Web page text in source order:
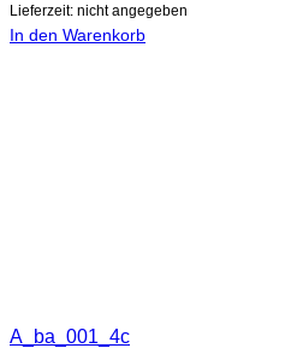
Lieferzeit: nicht angegeben
In den Warenkorb
A_ba_001_4c